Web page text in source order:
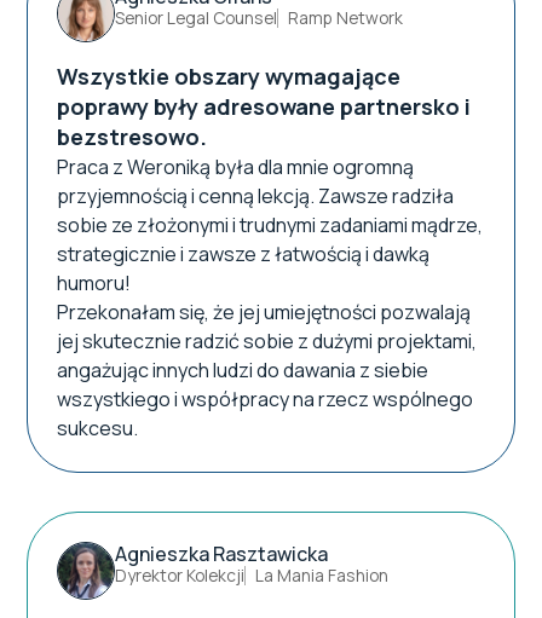
Senior Legal Counsel Ramp Network
Wszystkie obszary wymagające
poprawy były adresowane partnersko i
bezstresowo.
Praca z Weroniką była dla mnie ogromną
przyjemnością i cenną lekcją. Zawsze radziła
sobie ze złożonymi i trudnymi zadaniami mądrze,
strategicznie i zawsze z łatwością i dawką
humoru!
Przekonałam się, że jej umiejętności pozwalają
jej skutecznie radzić sobie z dużymi projektami,
angażując innych ludzi do dawania z siebie
wszystkiego i współpracy na rzecz wspólnego
sukcesu.
Agnieszka Rasztawicka
Dyrektor Kolekcji La Mania Fashion